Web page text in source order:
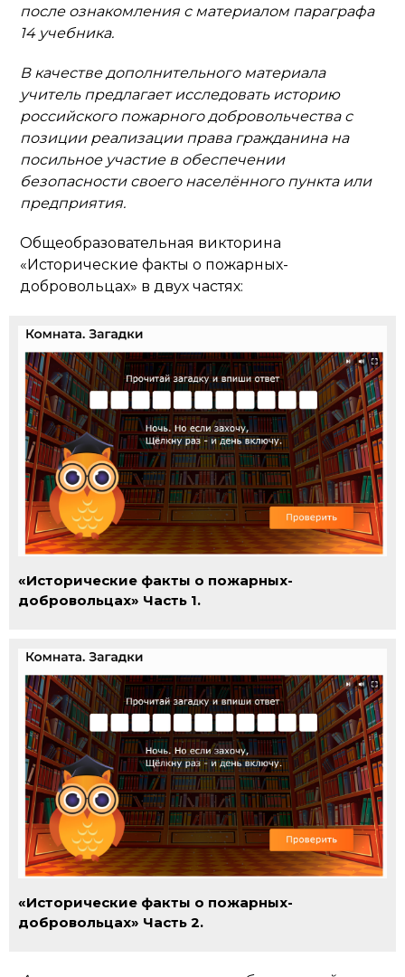
после ознакомления с материалом параграфа
14 учебника.
В качестве дополнительного материала
учитель предлагает исследовать историю
российского пожарного добровольчества с
позиции реализации права гражданина на
посильное участие в обеспечении
безопасности своего населённого пункта или
предприятия.
Общеобразовательная викторина
«Исторические факты о пожарных-
добровольцах» в двух частях:
«Исторические факты о пожарных-
добровольцах» Часть 1.
«Исторические факты о пожарных-
добровольцах» Часть 2.